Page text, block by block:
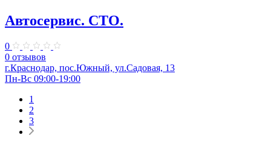
Автосервис. СТО.
0
0 отзывов
г.Краснодар, пос.Южный, ул.Садовая, 13
Пн-Вс 09:00-19:00
1
2
3